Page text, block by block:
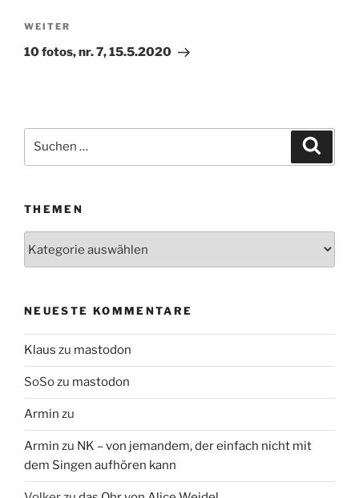
Nächster
Beitrag
WEITER
10 fotos, nr. 7, 15.5.2020
Suchen
THEMEN
NEUESTE KOMMENTARE
Klaus zu mastodon
SoSozu mastodon
Armin zu
Armin zu NK – von jemandem, der einfach nicht mit
dem Singen aufhören kann